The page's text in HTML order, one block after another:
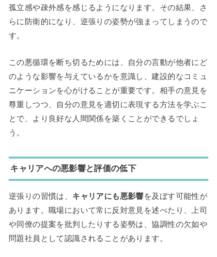
孤立感や疎外感を感じるようになります。その結果、さ
らに防衛的になり、逆張りの姿勢が強まってしまうので
す。
この悪循環を断ち切るためには、自分の言動が他者にど
のような影響を与えているかを意識し、建設的なコミュ
ニケーションを心がけることが重要です。相手の意見を
尊重しつつ、自分の意見を適切に表現する方法を学ぶこ
とで、より良好な人間関係を築くことができるでしょ
う。
キャリアへの悪影響と評価の低下
逆張りの習慣は、 キャリアにも悪影響を及ぼす可能性が
あります。職場において常に反対意見を述べたり、上司
や同僚の提案を批判したりする姿勢は、協調性の欠如や
問題社員として認識されることがあります。